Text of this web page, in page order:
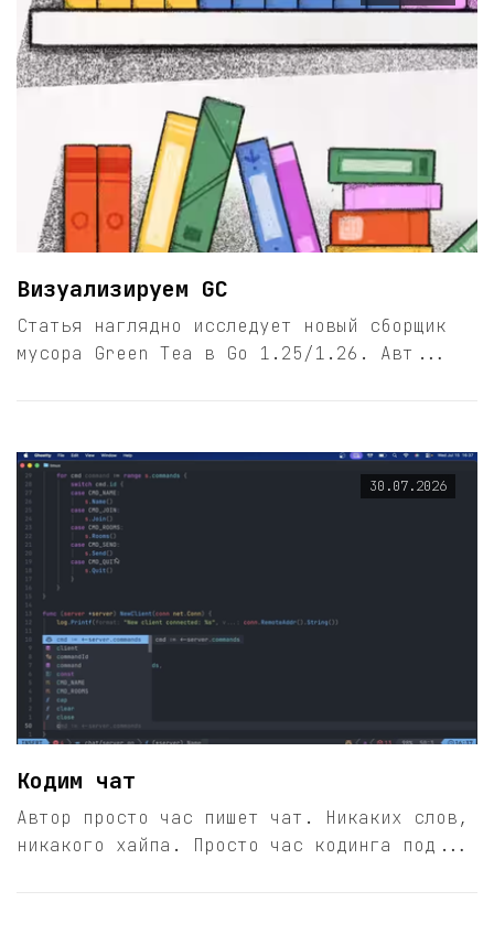
Визуализируем GC
Статья наглядно исследует новый сборщик
мусора Green Tea в Go 1.25/1.26. Авт...
30.07.2026
Кодим чат
Автор просто час пишет чат. Никаких слов,
никакого хайпа. Просто час кодинга под...